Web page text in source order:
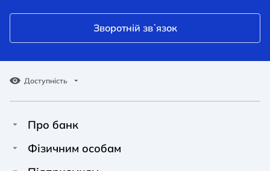
Зворотній звʼязок
Доступність
A A A A A A
Про банк
Про Unex Bank
Фізичним особам
Кредити